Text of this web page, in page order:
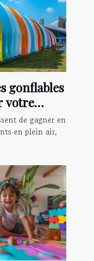
gonflables
votre
de gagner en
en plein air,